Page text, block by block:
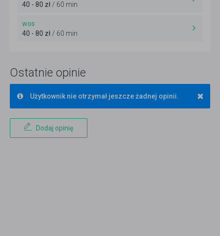
40 - 80 zł/ 60 min
wos
40 - 80 zł/ 60 min
Ostatnie opinie
×
Użytkownik nie otrzymał jeszcze żadnej opinii.
Dodaj opinię